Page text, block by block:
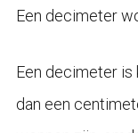
Een decimeter
Een decimeter is
dan een